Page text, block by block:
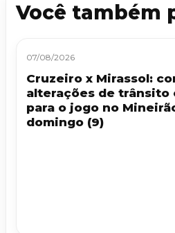
Você também
07/08/2026
Cruzeiro x Mirassol:
alterações de trânsito
para o jogo no
domingo (9)